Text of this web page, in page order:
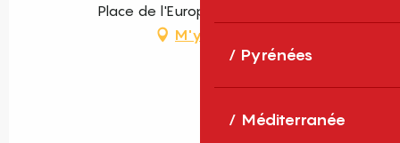
Pyrénées
Méditerranée
Place de l'Europe, 66800 Eyne
M'y rendre